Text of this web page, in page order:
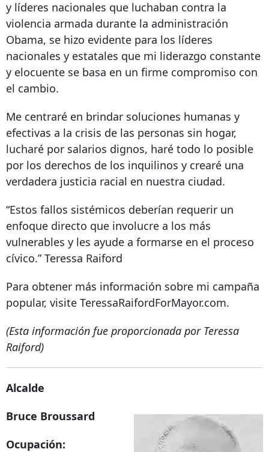
y líderes nacionales que luchaban contra la
violencia armada durante la administración
Obama, se hizo evidente para los líderes
nacionales y estatales que mi liderazgo constante
y elocuente se basa en un firme compromiso con
el cambio.
Me centraré en brindar soluciones humanas y
efectivas a la crisis de las personas sin hogar,
lucharé por salarios dignos, haré todo lo posible
por los derechos de los inquilinos y crearé una
verdadera justicia racial en nuestra ciudad.
“Estos fallos sistémicos deberían requerir un
enfoque directo que involucre a los más
vulnerables y les ayude a formarse en el proceso
cívico.” Teressa Raiford
Para obtener más información sobre mi campaña
popular, visite TeressaRaifordForMayor.com.
(Esta información fue proporcionada por Teressa
Raiford)
Alcalde
Bruce Broussard
Ocupación: